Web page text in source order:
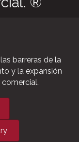
barreras de la
y la expansión